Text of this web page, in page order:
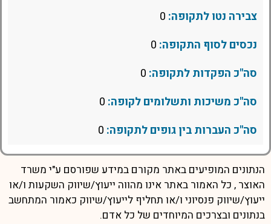
צבירה נטו לתקופה:
נכסים לסוף התקופה:
סה"כ הפקדות לתקופה:
סה"כ משיכות ותשלומים לקופה:
סה"כ העברות בין גופים לתקופה:
הנתונים המופיעים באתר מקורם במידע שפורסם ע"י משרד
האוצר , כל האמור באתר אינו מהווה ייעוץ/שיווק השקעות ו/או
ייעוץ/שיווק פנסיוני ו/או תחליף לייעוץ/שיווק כאמור המתחשב
בנתונים ובצרכים המיוחדים של כל אדם.